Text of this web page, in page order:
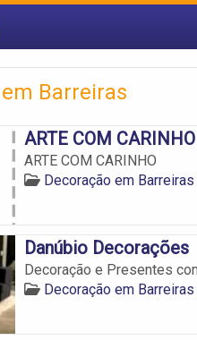
Barreiras
ARTE COM CARINHO
ARTE COM CARINHO
Decoração em Barreiras
Danúbio Decorações
Decoração e Presentes
Decoração em Barreiras